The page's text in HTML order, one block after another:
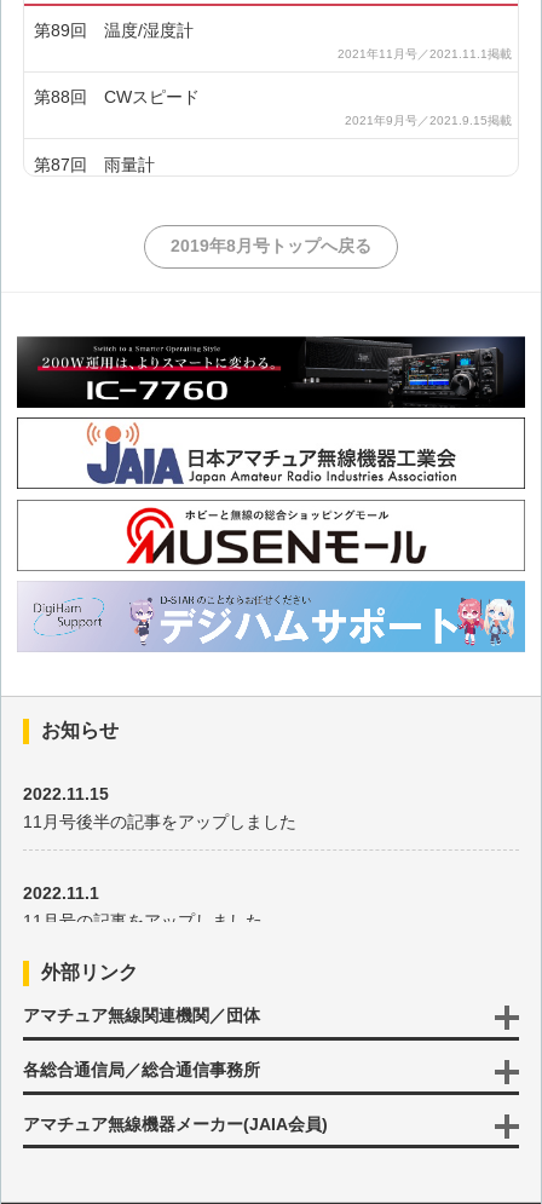
第89回 温度/湿度計
第88回 CWスピード
第87回 雨量計
第86回 IC-705用電源
第84回 エレキー
第83回 スピーチコンプレッサー
第82回 長波JJY受信機
第81回 3.5MHzアンテナ
第80回 シニアスピーカー
第79回 バッテリーアイソレーター
第77回 DDSの動作
第76回 マルチチェンジャー
第75回 ハンディ無線機用電源
第74回 NAVTEX
第73回 多用途タイマー
2019年8月号トップへ戻る
お知らせ
2022.11.15
11月号後半の記事をアップしました
2022.11.1
11月号の記事をアップしました
2022.10.17
10月号後半の記事をアップしました
2022.10.3
10月号の記事をアップしました
外部リンク
アマチュア無線関連機関／団体
各総合通信局／総合通信事務所
アマチュア無線機器メーカー(JAIA会員)